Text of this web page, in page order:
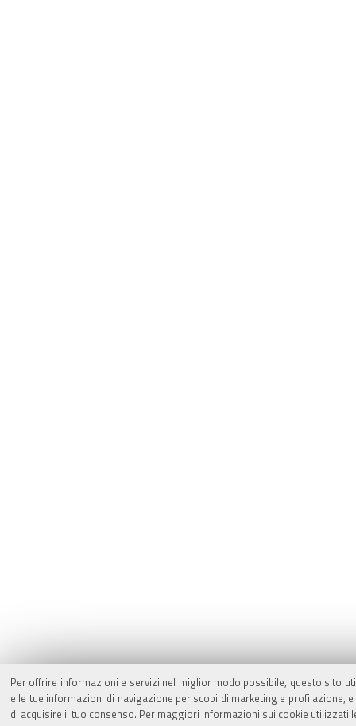
Per offrire informazioni e servizi nel miglior modo possibile, questo sito
e le tue informazioni di navigazione per scopi di marketing e
di acquisire il tuo consenso. Per maggiori informazioni sui cookie utilizzati